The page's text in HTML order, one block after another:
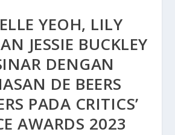
YEOH, LILY
JESSIE BUCKLEY
DENGAN
DE BEERS
PADA CRITICS’
AWARDS 2023